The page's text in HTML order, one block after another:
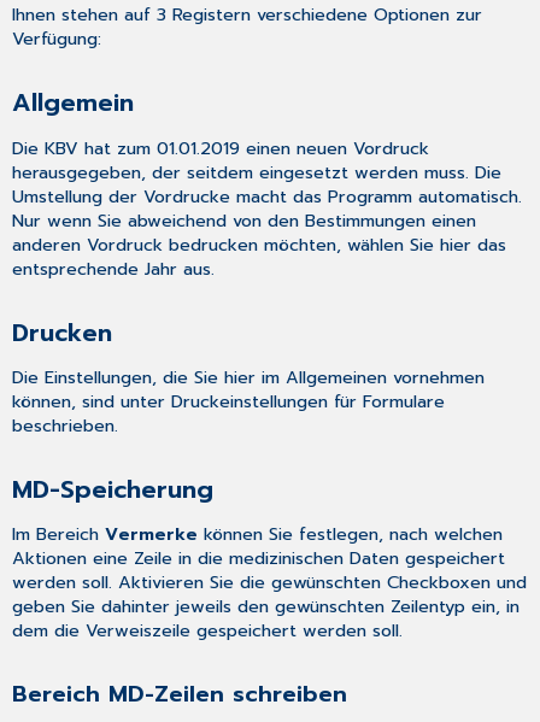
Bereich
MD-
schreiben
Ihnen stehen auf 3 Registern verschiedene Optionen zur
Verfügung:
Allgemein
Die KBV hat zum 01.01.2019 einen neuen Vordruck
herausgegeben, der seitdem eingesetzt werden muss. Die
Umstellung der Vordrucke macht das Programm automatisch.
Nur wenn Sie abweichend von den Bestimmungen einen
anderen Vordruck bedrucken möchten, wählen Sie hier das
entsprechende Jahr aus.
Drucken
Die Einstellungen, die Sie hier im Allgemeinen vornehmen
können, sind unterDruckeinstellungen für Formulare
beschrieben.
MD-Speicherung
Im BereichVermerke können Sie festlegen, nach welchen
Aktionen eine Zeile in die medizinischen Daten gespeichert
werden soll. Aktivieren Sie die gewünschten Checkboxen und
geben Sie dahinter jeweils den gewünschten Zeilentyp ein, in
dem die Verweiszeile gespeichert werden soll.
Bereich MD-Zeilen schreiben